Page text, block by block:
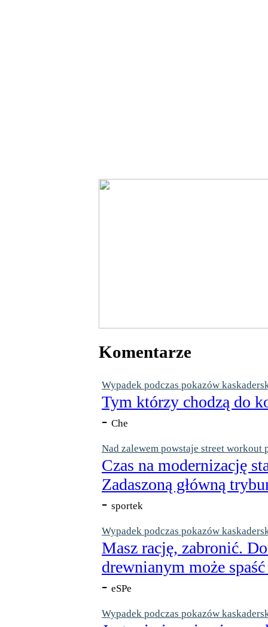
Komentarze
Wypadek podczas pokazów
Tym którzy chodzą do
- Che
Nad zalewem powstaje street workout
Czas na modernizację
Zadaszoną główną
- sportek
Wypadek podczas pokazów
Masz rację, zabronić.
drewnianym może
- eSPe
Wypadek podczas pokazów